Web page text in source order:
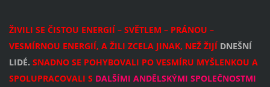
ŽIVILI SE ČISTOU ENERGIÍ – SVĚTLEM – PRÁNOU –
VESMÍRNOU ENERGIÍ, A ŽILI ZCELA JINAK, NEŽ ŽIJÍ DNEŠNÍ
LIDÉ. SNADNO SE POHYBOVALI PO VESMÍRU MYŠLENKOU A
SPOLUPRACOVALI S DALŠÍMI ANDĚLSKÝMI SPOLEČNOSTMI